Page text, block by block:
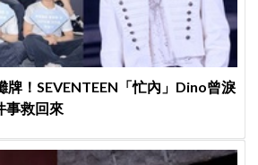
牌！SEVENTEEN「忙內」Dino曾淚
事救回來